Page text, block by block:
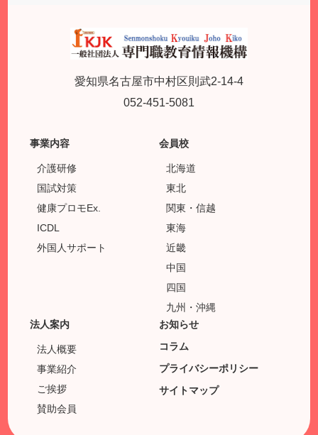
愛知県名古屋市中村区則武2-14-4
052-451-5081
事業内容
介護研修
国試対策
健康プロモEx.
ICDL
外国人サポート
会員校
北海道
東北
関東・信越
東海
近畿
中国
四国
九州・沖縄
法人案内
法人概要
事業紹介
ご挨拶
賛助会員
お知らせ
コラム
プライバシーポリシー
サイトマップ